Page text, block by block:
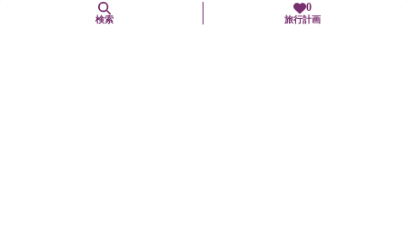
〒601-1242
0
旅行計画
検索